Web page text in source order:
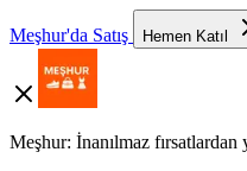
Meşhur'da Satış Hemen Katıl
Meşhur: İnanılmaz fırsatlardan